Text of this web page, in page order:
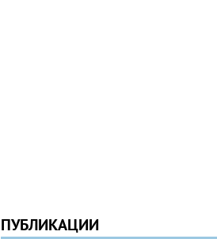
ПУБЛИКАЦИИ